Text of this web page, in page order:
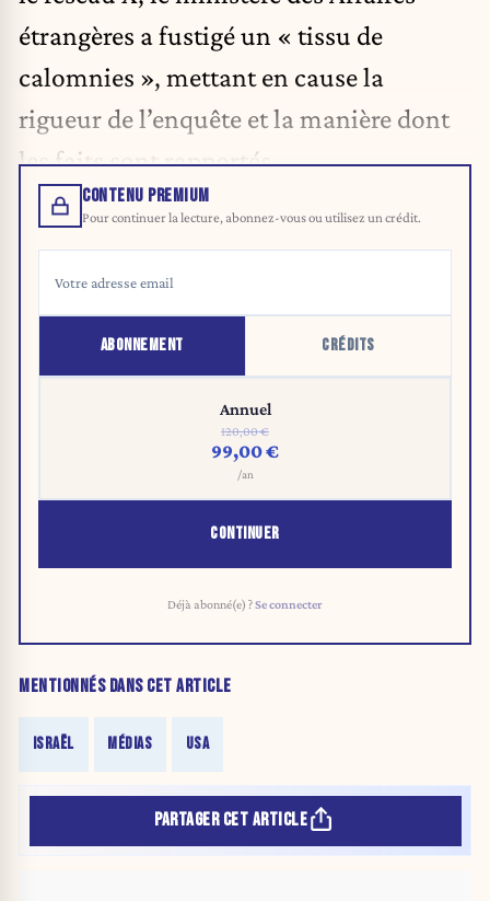
étrangères a fustigé un « tissu de
calomnies », mettant en cause la
rigueur de l’enquête et la manière dont
les faits sont rapportés.
CONTENU PREMIUM
Pour continuer la lecture, abonnez-vous ou utilisez un crédit.
ABONNEMENT CRÉDITS
Annuel
120,00 €
99,00 €
/an
CONTINUER
Déjà abonné(e) ?Se connecter
MENTIONNÉS DANS CET ARTICLE
ISRAËL MÉDIAS USA
PARTAGER CET ARTICLE